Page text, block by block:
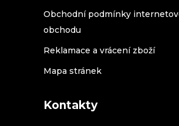
Obchodní podmínky
obchodu
Reklamace a vrácení zboží
Mapa stránek
Kontakty